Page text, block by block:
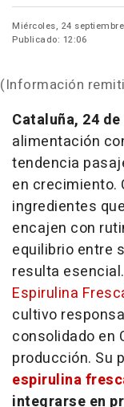
Miércoles, 24
Publicado: 12:06
(Información
Cataluña, 24
alimentación
tendencia
en crecimiento.
ingredientes
encajen con
equilibrio entre
resulta
Espirulina
cultivo
consolidado en
producción. Su
espirulina
integrarse en